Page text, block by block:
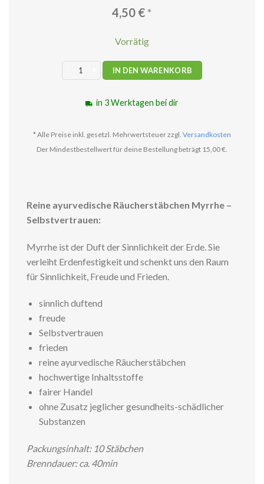
4,50 €*
Vorrätig
Myrrhe - Selbstvertrauen Räucherstäbchen Menge
IN DEN WARENKORB
in 3 Werktagen bei dir
* Alle Preise inkl. gesetzl. Mehrwertsteuer zzgl. Versandkosten
Der Mindestbestellwert für deine Bestellung beträgt 15,00 €.
Reine ayurvedische Räucherstäbchen Myrrhe –
Selbstvertrauen:
Myrrhe ist der Duft der Sinnlichkeit der Erde. Sie
verleiht Erdenfestigkeit und schenkt uns den Raum
für Sinnlichkeit, Freude und Frieden.
sinnlich duftend
freude
Selbstvertrauen
frieden
reine ayurvedische Räucherstäbchen
hochwertige Inhaltsstoffe
fairer Handel
ohne Zusatz jeglicher gesundheits-schädlicher
Substanzen
Packungsinhalt: 10 Stäbchen
Brenndauer: ca. 40min